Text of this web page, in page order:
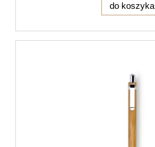
do koszyka